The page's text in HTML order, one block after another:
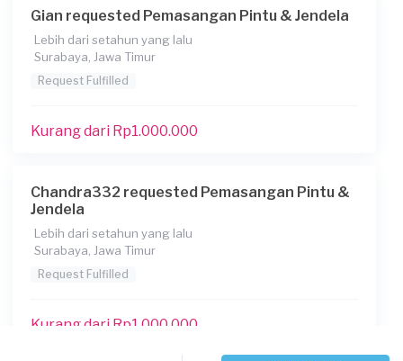
Gian requested Pemasangan Pintu & Jendela
Lebih dari setahun yang lalu
Surabaya, Jawa Timur
Request Fulfilled
Kurang dari Rp1.000.000
Chandra332 requested Pemasangan Pintu &
Jendela
Lebih dari setahun yang lalu
Surabaya, Jawa Timur
Request Fulfilled
Kurang dari Rp1.000.000